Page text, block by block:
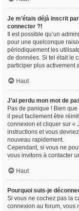
Je m’étais déjà inscrit
connecter ?!
Il est possible qu’un
pour une quelconque
périodiquement les
de données. Si tel était le
participer plus activement
Haut
J’ai perdu mon mot de
Pas de panique ! Bien
il peut facilement être
connexion et cliquer sur «
instructions et vous
nouveau rapidement.
Cependant, si vous ne
vous invitons à contacter
Haut
Pourquoi suis-je
Si vous ne cochez pas la
connexion au forum, vous